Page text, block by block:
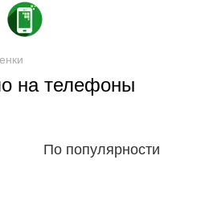
на телефоны
По популярности